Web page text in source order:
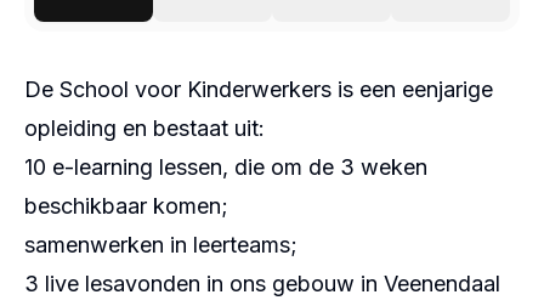
De School voor Kinderwerkers is een eenjarige
opleiding en bestaat uit:
10 e-learning lessen, die om de 3 weken
beschikbaar komen;
samenwerken in leerteams;
3 live lesavonden in ons gebouw in Veenendaal